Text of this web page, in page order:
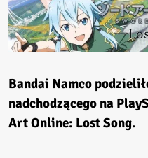
Bandai Namco
nadchodzącego na
Art Online: Lost Song.